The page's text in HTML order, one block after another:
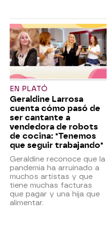
EN PLATÓ
Geraldine Larrosa
cuenta cómo pasó de
ser cantante a
vendedora de robots
de cocina: "Tenemos
que seguir trabajando"
Geraldine reconoce que la
pandemia ha arruinado a
muchos artistas y que
tiene muchas facturas
que pagar y una hija que
alimentar.